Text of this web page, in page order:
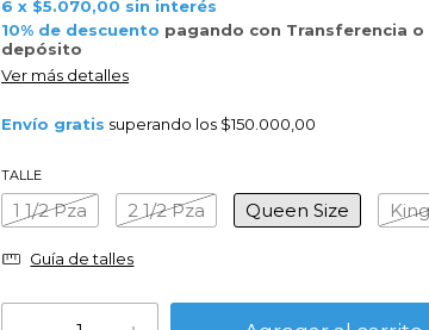
6 x $5.070,00 sin interés
10% de descuento pagando con Transferencia o
depósito
Ver más detalles
Envío gratis superando los $150.000,00
TALLE
1 1/2 Pza 2 1/2 Pza Queen Size
Guía de talles